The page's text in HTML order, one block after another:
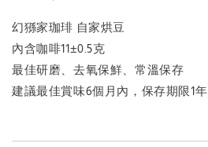
幻猻家珈琲 自家烘豆
內含咖啡11±0.5克
最佳研磨、去氧保鮮、常溫保存
建議最佳賞味6個月內，保存期限1年